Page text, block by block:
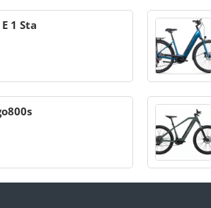
1 Sta